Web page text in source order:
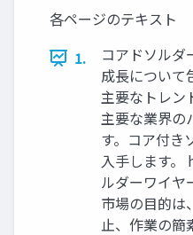
各ページのテキスト
1.
コアドソルダ
成長について
主要なトレン
主要な業界の
す。コア付き
入手します
ルダーワイヤ
市場の目的は
止、作業の簡